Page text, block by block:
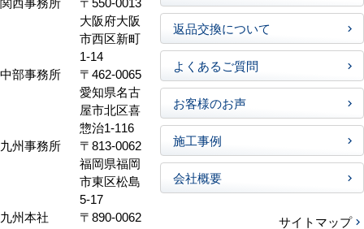
大阪府大阪
市西区新町
1-14
中部事務所
〒462-0065
愛知県名古
屋市北区喜
惣治1-116
九州事務所
〒813-0062
福岡県福岡
市東区松島
5-17
九州本社
〒890-0062
返品交換について
よくあるご質問
お客様のお声
施工事例
会社概要
サイトマップ